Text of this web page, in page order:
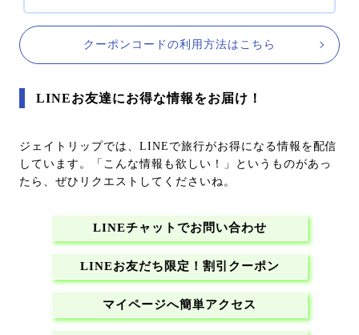
クーポンコードの利用方法はこちら
LINEお友達にお得な情報をお届け！
ジェイトリップでは、LINEで旅行がお得になる情報を配信
しています。「こんな情報も欲しい！」というものがあっ
たら、ぜひリクエストしてくださいね。
LINEチャットでお問い合わせ
LINEお友だち限定！割引クーポン
マイページへ簡単アクセス